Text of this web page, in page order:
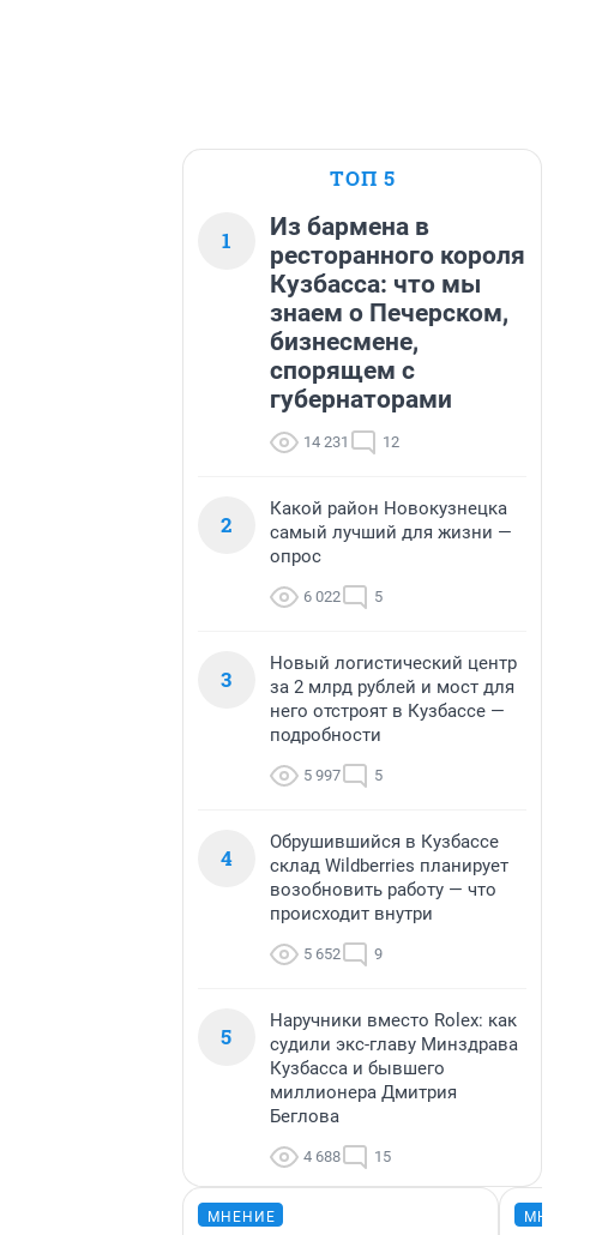
ТОП 5
1
Из бармена в
ресторанного короля
Кузбасса: что мы
знаем о Печерском,
бизнесмене,
спорящем с
губернаторами
14 231 12
2
Какой район Новокузнецка
самый лучший для жизни —
опрос
6 022 5
3
Новый логистический центр
за 2 млрд рублей и мост для
него отстроят в Кузбассе —
подробности
5 997 5
4
Обрушившийся в Кузбассе
склад Wildberries планирует
возобновить работу — что
происходит внутри
5 652 9
5
Наручники вместо Rolex: как
судили экс-главу Минздрава
Кузбасса и бывшего
миллионера Дмитрия
Беглова
4 688 15
МНЕНИЕ